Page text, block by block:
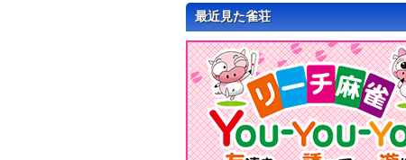
最近見た雀荘